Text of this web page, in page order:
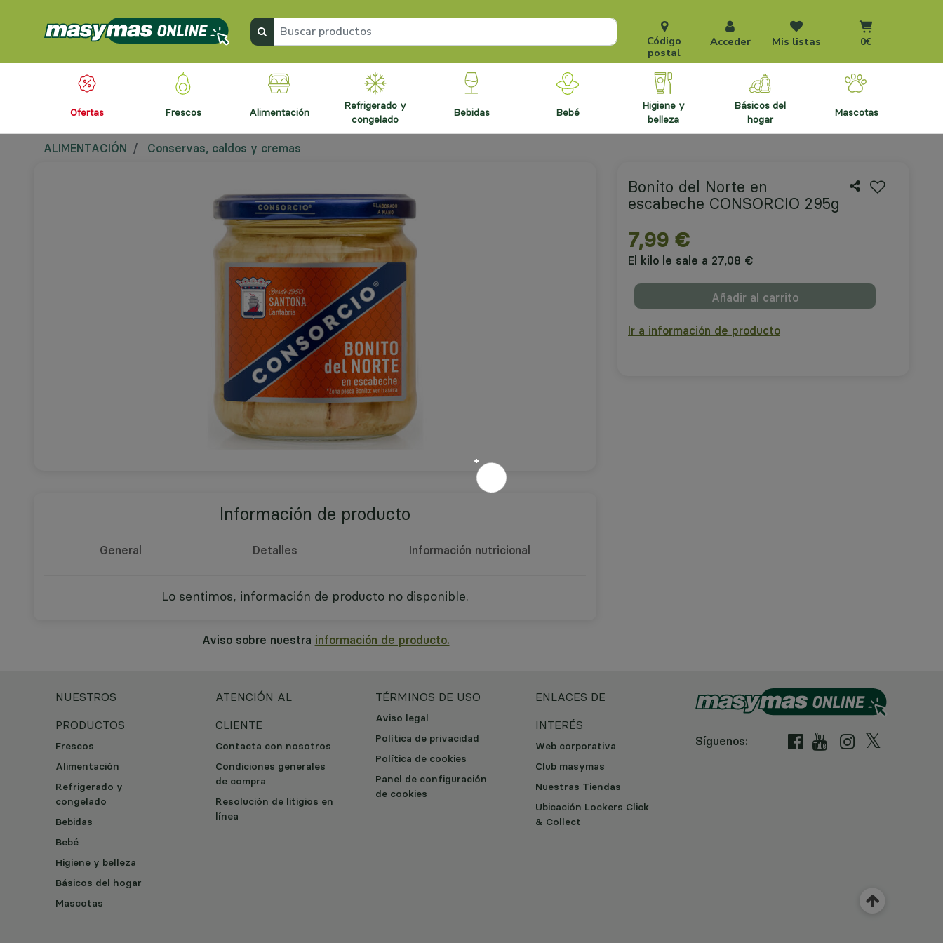
Código
postal
Acceder Mis listasIr al carrito
0€
ofertas frescos alimentación
refrigerado y
congelado
bebidas bebé
higiene y
belleza
básicos del
hogar
mascotas
ALIMENTACIÓN Conservas, caldos y cremas
Bonito del Norte en
escabeche CONSORCIO 295g
7,99 €
El kilo le sale a 27,08 €
Añadir al carrito
Ir a información de producto
Información de producto
General Detalles Información nutricional
Lo sentimos, información de producto no disponible.
Aviso sobre nuestra información de producto.
NUESTROS
PRODUCTOS
Frescos
Alimentación
Refrigerado y
congelado
Bebidas
Bebé
Higiene y belleza
Básicos del hogar
Mascotas
ATENCIÓN AL
CLIENTE
Contacta con nosotros
Condiciones generales
de compra
Resolución de litigios en
línea
TÉRMINOS DE USO
Aviso legal
Política de privacidad
Política de cookies
Panel de configuración
de cookies
ENLACES DE
INTERÉS
Web corporativa
Club masymas
Nuestras Tiendas
Ubicación Lockers Click
& Collect
Síguenos: